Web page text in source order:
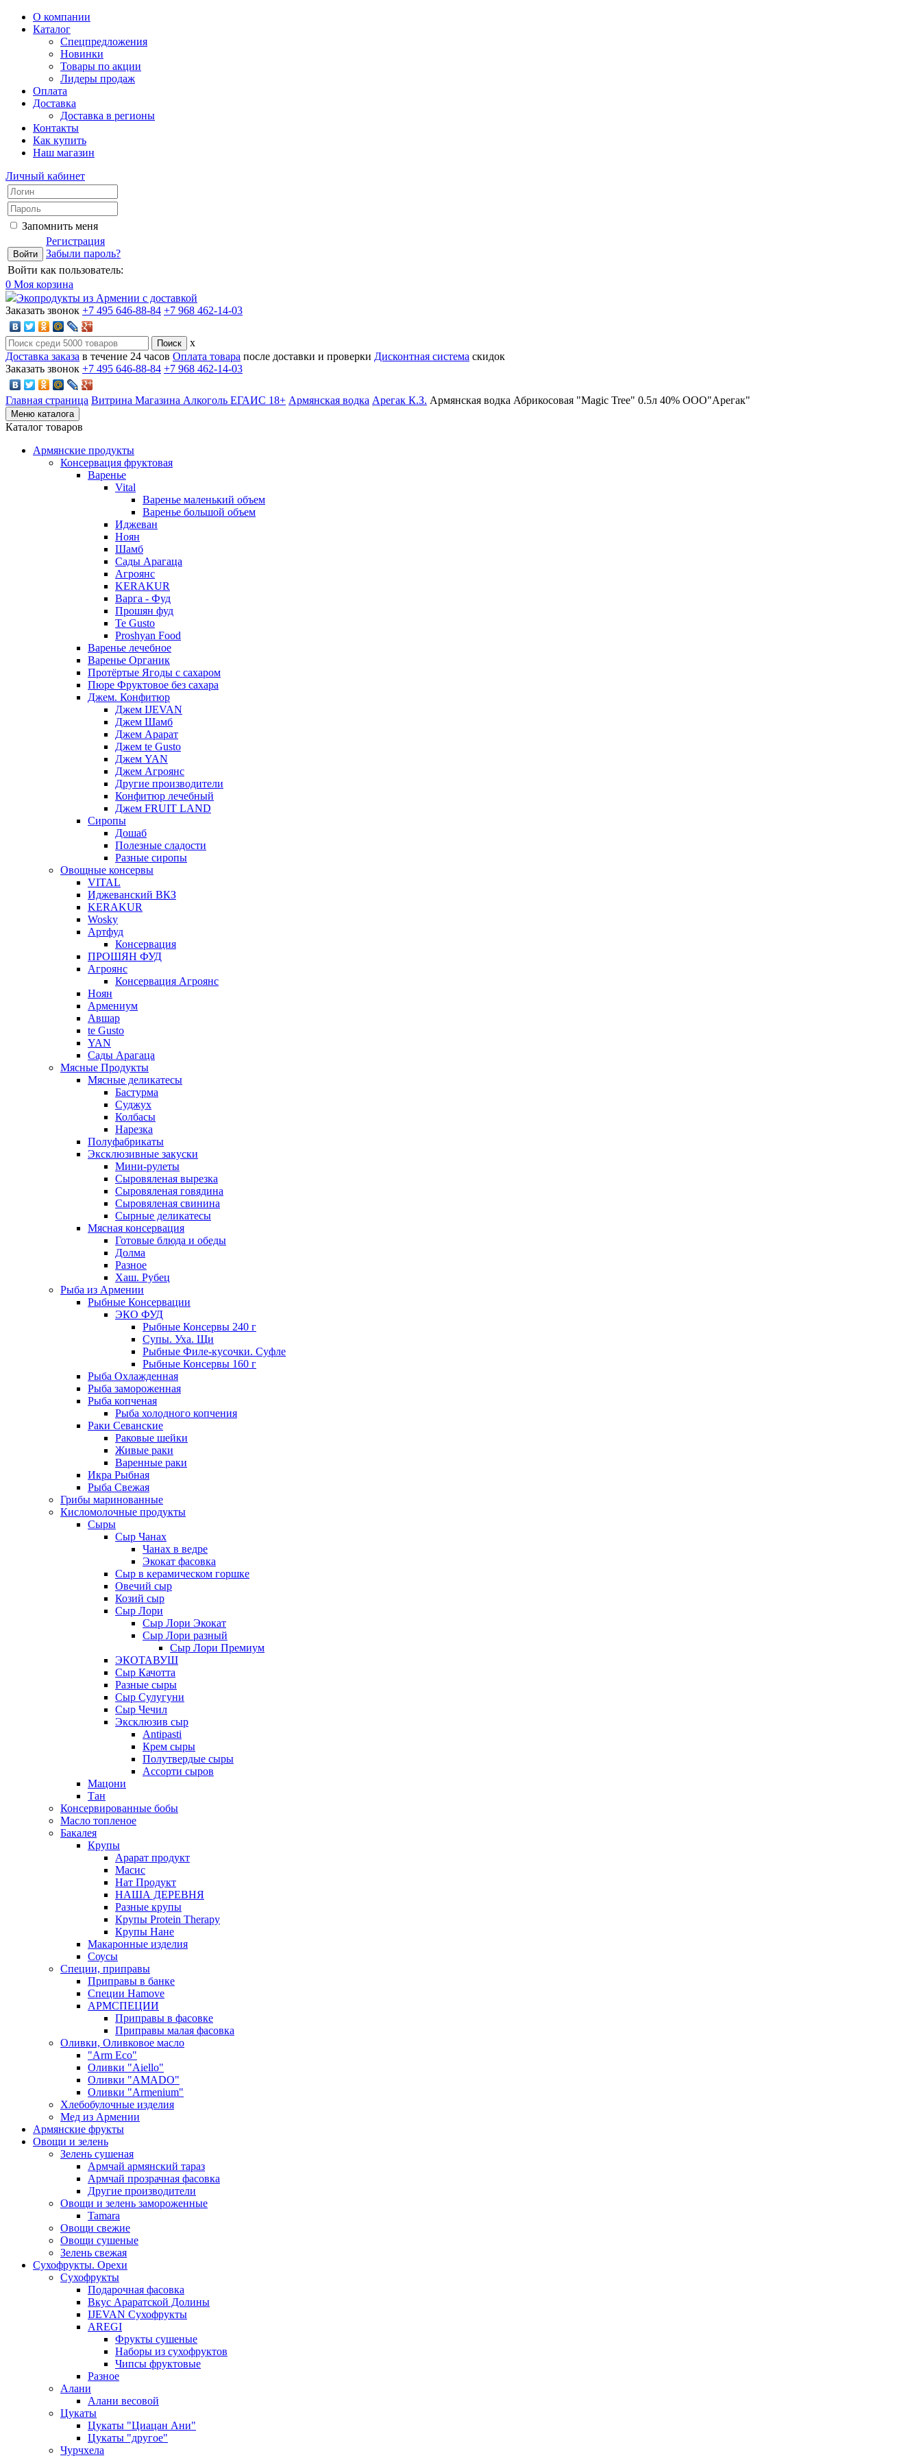
О компании
Каталог
Спецпредложения
Новинки
Товары по акции
Лидеры продаж
Оплата
Доставка
Доставка в регионы
Контакты
Как купить
Наш магазин
Личный кабинет
Запомнить меня
Регистрация
Забыли пароль?
Войти как пользователь:
0 Моя корзина
Экопродукты из Армении с доставкой
Заказать звонок +7 495 646-88-84 +7 968 462-14-03
x
Доставка заказа в течение 24 часов Оплата товара после доставки и проверки Дисконтная система скидок
Заказать звонок +7 495 646-88-84 +7 968 462-14-03
Главная страница Витрина Магазина Алкоголь ЕГАИС 18+ Армянская водка Арегак К.З. Армянская водка Абрикосовая "Magic Tree" 0.5л 40% ООО"Арегак"
Меню каталога
Каталог товаров
Армянские продукты
Консервация фруктовая
Варенье
Vital
Варенье маленький объем
Варенье большой объем
Иджеван
Ноян
Шамб
Сады Арагаца
Агроянс
KERAKUR
Варга - Фуд
Прошян фуд
Te Gusto
Proshyan Food
Варенье лечебное
Варенье Органик
Протёртые Ягоды с сахаром
Пюре Фруктовое без сахара
Джем. Конфитюр
Джем IJEVAN
Джем Шамб
Джем Арарат
Джем te Gusto
Джем YAN
Джем Агроянс
Другие производители
Конфитюр лечебный
Джем FRUIT LAND
Сиропы
Дошаб
Полезные сладости
Разные сиропы
Овощные консервы
VITAL
Иджеванский ВКЗ
KERAKUR
Wosky
Артфуд
Консервация
ПРОШЯН ФУД
Агроянс
Консервация Агроянс
Ноян
Армениум
Авшар
te Gusto
YAN
Сады Арагаца
Мясные Продукты
Мясные деликатесы
Бастурма
Суджух
Колбасы
Нарезка
Полуфабрикаты
Эксклюзивные закуски
Мини-рулеты
Сыровяленая вырезка
Сыровяленая говядина
Сыровяленая свинина
Сырные деликатесы
Мясная консервация
Готовые блюда и обеды
Долма
Разное
Хаш. Рубец
Рыба из Армении
Рыбные Консервации
ЭКО ФУД
Рыбные Консервы 240 г
Супы. Уха. Щи
Рыбные Филе-кусочки. Суфле
Рыбные Консервы 160 г
Рыба Охлажденная
Рыба замороженная
Рыба копченая
Рыба холодного копчения
Раки Севанские
Раковые шейки
Живые раки
Варенные раки
Икра Рыбная
Рыба Свежая
Грибы маринованные
Кисломолочные продукты
Сыры
Сыр Чанах
Чанах в ведре
Экокат фасовка
Сыр в керамическом горшке
Овечий сыр
Козий сыр
Сыр Лори
Сыр Лори Экокат
Сыр Лори разный
Сыр Лори Премиум
ЭКОТАВУШ
Сыр Качотта
Разные сыры
Сыр Сулугуни
Сыр Чечил
Эксклюзив сыр
Antipasti
Крем сыры
Полутвердые сыры
Ассорти сыров
Мацони
Тан
Консервированные бобы
Масло топленое
Бакалея
Крупы
Арарат продукт
Масис
Нат Продукт
НАША ДЕРЕВНЯ
Разные крупы
Крупы Protein Therapy
Крупы Нане
Макаронные изделия
Соусы
Специи, приправы
Приправы в банке
Специи Hamove
АРМСПЕЦИИ
Приправы в фасовке
Приправы малая фасовка
Оливки, Оливковое масло
"Arm Eco"
Оливки "Aiello"
Оливки "AMADO"
Оливки "Armenium"
Хлебобулочные изделия
Мед из Армении
Армянские фрукты
Овощи и зелень
Зелень сушеная
Армчай армянский тараз
Армчай прозрачная фасовка
Другие производители
Овощи и зелень замороженные
Tamara
Овощи свежие
Овощи сушеные
Зелень свежая
Сухофрукты. Орехи
Сухофрукты
Подарочная фасовка
Вкус Араратской Долины
IJEVAN Сухофрукты
AREGI
Фрукты сушеные
Наборы из сухофруктов
Чипсы фруктовые
Разное
Алани
Алани весовой
Цукаты
Цукаты "Циацан Ани"
Цукаты "другое"
Чурчхела